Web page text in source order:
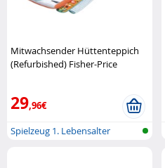
Mitwachsender Hüttenteppich
(Refurbished) Fisher-Price
29,96€
Spielzeug 1. Lebensalter